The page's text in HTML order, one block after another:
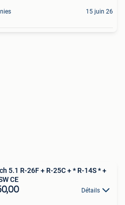
15 juin 26
5.1 R-26F + R-25C + * R-14S * +
CE
Détails